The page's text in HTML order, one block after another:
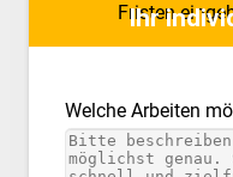
Fristen
Ihr
Welche Arbeiten